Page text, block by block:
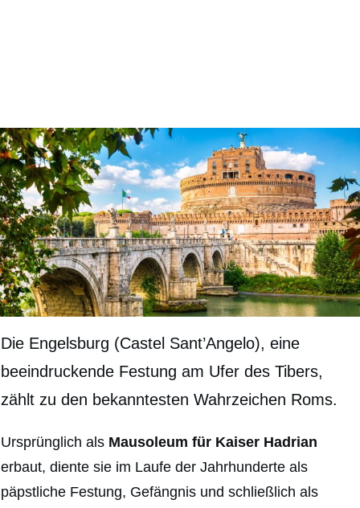
Die Engelsburg (Castel Sant’Angelo), eine
beeindruckende Festung am Ufer des Tibers,
zählt zu den bekanntesten Wahrzeichen Roms.
Ursprünglich als Mausoleum für Kaiser Hadrian
erbaut, diente sie im Laufe der Jahrhunderte als
päpstliche Festung, Gefängnis und schließlich als